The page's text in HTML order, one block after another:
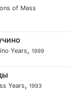
of Mass
Years, 1999
Years, 1993